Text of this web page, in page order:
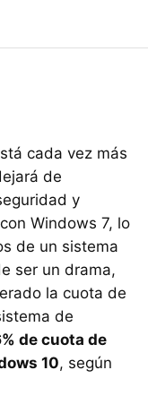
cada vez más
de
y
Windows 7, lo
de un sistema
ser un drama,
la cuota de
de
de cuota de
10, según